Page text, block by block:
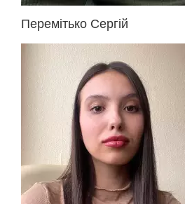
Перемітько Сергій